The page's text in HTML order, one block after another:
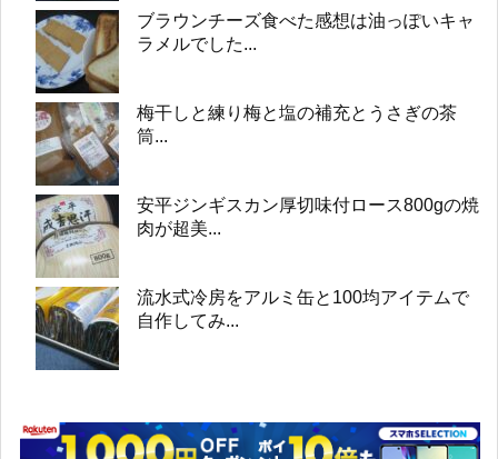
ブラウンチーズ食べた感想は油っぽいキャ
ラメルでした...
梅干しと練り梅と塩の補充とうさぎの茶
筒...
安平ジンギスカン厚切味付ロース800gの焼
肉が超美...
流水式冷房をアルミ缶と100均アイテムで
自作してみ...